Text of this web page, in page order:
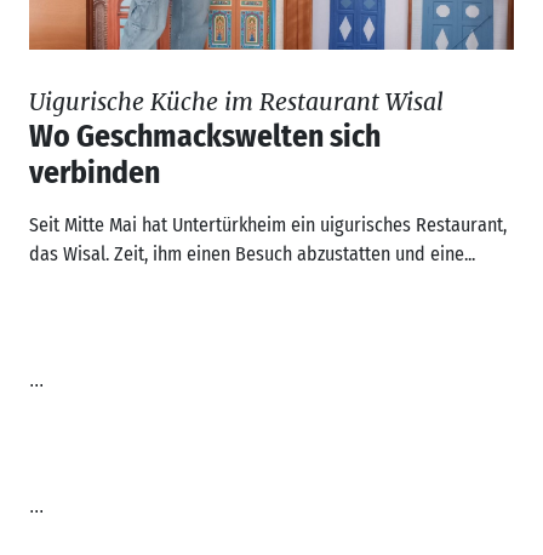
Uigurische Küche im Restaurant Wisal
Wo Geschmackswelten sich
verbinden
Seit Mitte Mai hat Untertürkheim ein uigurisches Restaurant,
das Wisal. Zeit, ihm einen Besuch abzustatten und eine...
...
...